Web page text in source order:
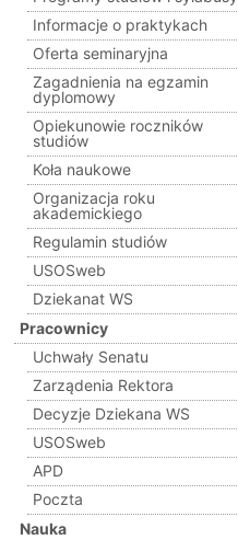
Informacje o praktykach
Oferta seminaryjna
Zagadnienia na egzamin
dyplomowy
Opiekunowie roczników
studiów
Koła naukowe
Organizacja roku
akademickiego
Regulamin studiów
USOSweb
Dziekanat WS
Pracownicy
Uchwały Senatu
Zarządenia Rektora
Decyzje Dziekana WS
USOSweb
APD
Poczta
Nauka